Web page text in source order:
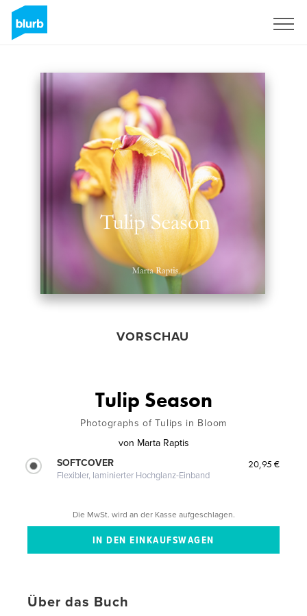
VORSCHAU
Tulip Season
Photographs of Tulips in Bloom
von Marta Raptis
SOFTCOVER
Flexibler, laminierter Hochglanz-Einband
20,95 €
Die MwSt. wird an der Kasse aufgeschlagen.
Über das Buch